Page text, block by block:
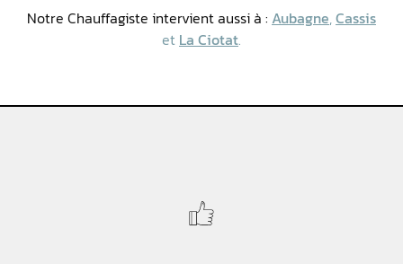
Notre Chauffagiste intervient aussi à : Aubagne,Cassis
et La Ciotat.